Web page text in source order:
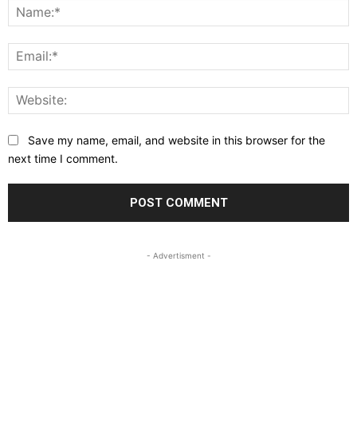
Save my name, email, and website in this browser for the
next time I comment.
- Advertisment -